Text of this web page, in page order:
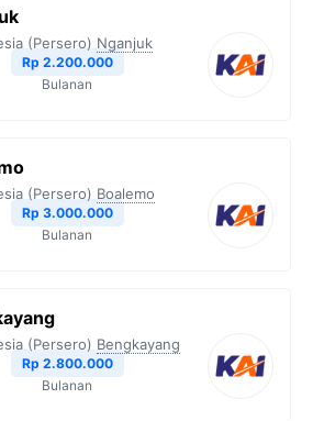
(Persero) Nganjuk
Rp 2.200.000
Bulanan
(Persero) Boalemo
Rp 3.000.000
Bulanan
(Persero) Bengkayang
Rp 2.800.000
Bulanan